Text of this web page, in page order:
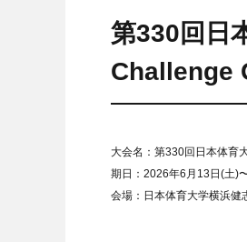
第330回日
Challenge
大会名：第330回日本体育
期日：2026年6月13日(土)
会場：日本体育大学横浜健